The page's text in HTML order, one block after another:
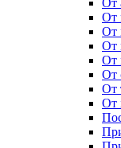
От
От
От
От
От
От
От
От